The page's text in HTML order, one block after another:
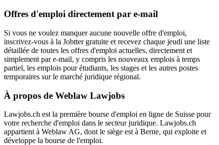
Offres d'emploi directement par e-mail
Si vous ne voulez manquer aucune nouvelle offre d'emploi,
inscrivez-vous à la Jobtter gratuite et recevez chaque jeudi une liste
détaillée de toutes les offres d'emploi actuelles, directement et
simplement par e-mail, y compris les nouveaux emplois à temps
partiel, les emplois pour étudiants, les stages et les autres postes
temporaires sur le marché juridique régional.
À propos de Weblaw Lawjobs
Lawjobs.ch est la première bourse d'emploi en ligne de Suisse pour
votre recherche d'emploi dans le secteur juridique. Lawjobs.ch
appartient à Weblaw AG, dont le siège est à Berne, qui exploite et
développe la bourse de l'emploi.